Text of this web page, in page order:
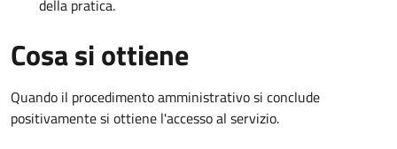
della pratica.
Cosa si ottiene
Quando il procedimento amministrativo si conclude
positivamente si ottiene l'accesso al servizio.